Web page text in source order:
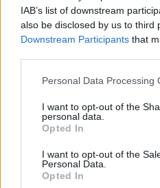
IAB’s list of downstream
also be disclosed by us to third
Downstream Participants that
Personal Data Processing
I want to opt-out of the
personal data.
Opted In
I want to opt-out of the
Personal Data.
Opted In
krepšiais ir po klaidų
stipriai baudė.
klaipėdiečiams
galėtume išlyginti ar
savo naudai“, – sakė
Nugalėtojus ir
Lietuvos krepšinio